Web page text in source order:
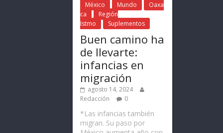
México Mundo
Oaxa
ca
Región
Istmo
Suplementos
Buen camino ha
de llevarte:
infancias en
migración
agosto 14, 2024
Redacción
0
*Las infancias también
migran. Su paso por